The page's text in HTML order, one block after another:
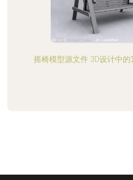
摇椅模型源文件 3D设计中